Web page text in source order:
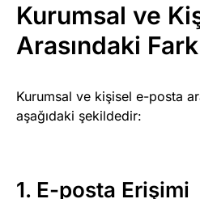
Kurumsal ve
Arasındaki
Kurumsal ve kişisel e-posta
aşağıdaki şekildedir:
1. E-posta Erişimi